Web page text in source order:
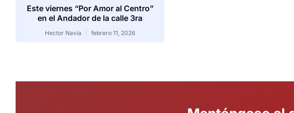
Este viernes “Por Amor al Centro”
en el Andador de la calle 3ra
Hector Navia febrero 11, 2026